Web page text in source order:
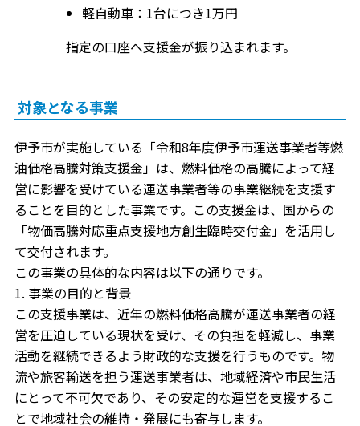
軽自動車：1台につき1万円
指定の口座へ支援金が振り込まれます。
対象となる事業
伊予市が実施している「令和8年度伊予市運送事業者等燃
油価格高騰対策支援金」は、燃料価格の高騰によって経
営に影響を受けている運送事業者等の事業継続を支援す
ることを目的とした事業です。この支援金は、国からの
「物価高騰対応重点支援地方創生臨時交付金」を活用し
て交付されます。
この事業の具体的な内容は以下の通りです。
1. 事業の目的と背景
この支援事業は、近年の燃料価格高騰が運送事業者の経
営を圧迫している現状を受け、その負担を軽減し、事業
活動を継続できるよう財政的な支援を行うものです。物
流や旅客輸送を担う運送事業者は、地域経済や市民生活
にとって不可欠であり、その安定的な運営を支援するこ
とで地域社会の維持・発展にも寄与します。